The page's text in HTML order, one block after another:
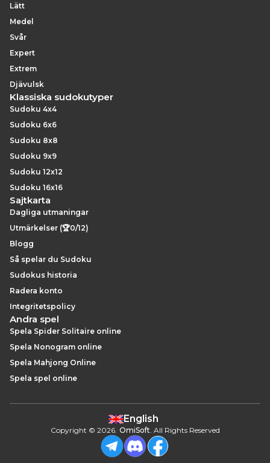
Lätt
Medel
Svår
Expert
Extrem
Djävulsk
Klassiska sudokutyper
Sudoku 4x4
Sudoku 6x6
Sudoku 8x8
Sudoku 9x9
Sudoku 12x12
Sudoku 16x16
Sajtkarta
Dagliga utmaningar
Utmärkelser (🏆0/12)
Blogg
Så spelar du Sudoku
Sudokus historia
Radera konto
Integritetspolicy
Andra spel
Spela Spider Solitaire online
Spela Nonogram online
Spela Mahjong Online
Spela spel online
English
Copyright © 2026. OmiSoft. All Rights Reserved